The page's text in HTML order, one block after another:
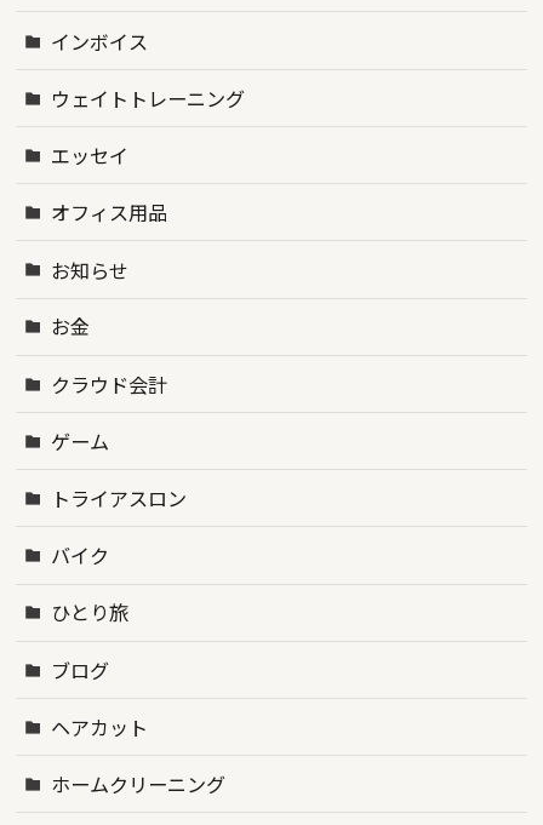
インボイス
ウェイトトレーニング
エッセイ
オフィス用品
お知らせ
お金
クラウド会計
ゲーム
トライアスロン
バイク
ひとり旅
ブログ
ヘアカット
ホームクリーニング